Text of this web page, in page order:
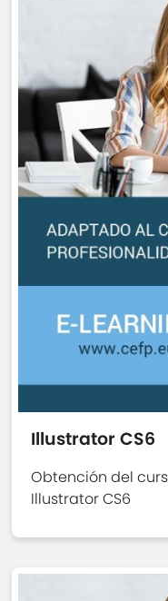
Illustrator CS6
Obtención del
Illustrator CS6